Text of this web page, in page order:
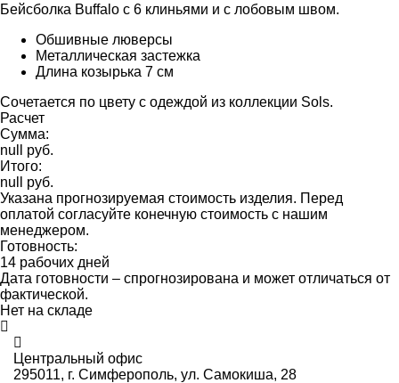
Бейсболка Buffalo с 6 клиньями и с лобовым швом.
Обшивные люверсы
Металлическая застежка
Длина козырька 7 см
Сочетается по цвету с одеждой из коллекции Sols.
Расчет
Сумма:
null руб.
Итого:
null руб.
Указана прогнозируемая стоимость изделия. Перед
оплатой согласуйте конечную стоимость с нашим
менеджером.
Готовность:
14 рабочих дней
Дата готовности – спрогнозирована и может отличаться от
фактической.
Нет на складе
Центральный офис
295011, г. Симферополь, ул. Самокиша, 28